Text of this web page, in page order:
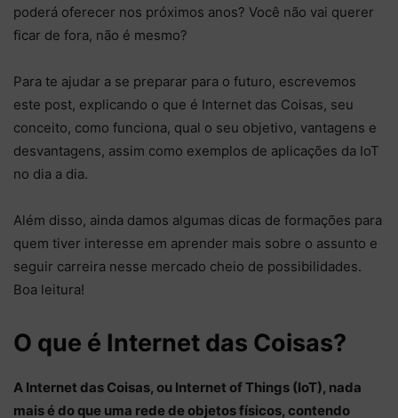
poderá oferecer nos próximos anos? Você não vai querer
ficar de fora, não é mesmo?
Para te ajudar a se preparar para o futuro, escrevemos
este post, explicando o que é Internet das Coisas, seu
conceito, como funciona, qual o seu objetivo, vantagens e
desvantagens, assim como exemplos de aplicações da IoT
no dia a dia.
Além disso, ainda damos algumas dicas de formações para
quem tiver interesse em aprender mais sobre o assunto e
seguir carreira nesse mercado cheio de possibilidades.
Boa leitura!
O que é Internet das Coisas?
A Internet das Coisas, ou Internet of Things (IoT), nada
mais é do que uma rede de objetos físicos, contendo